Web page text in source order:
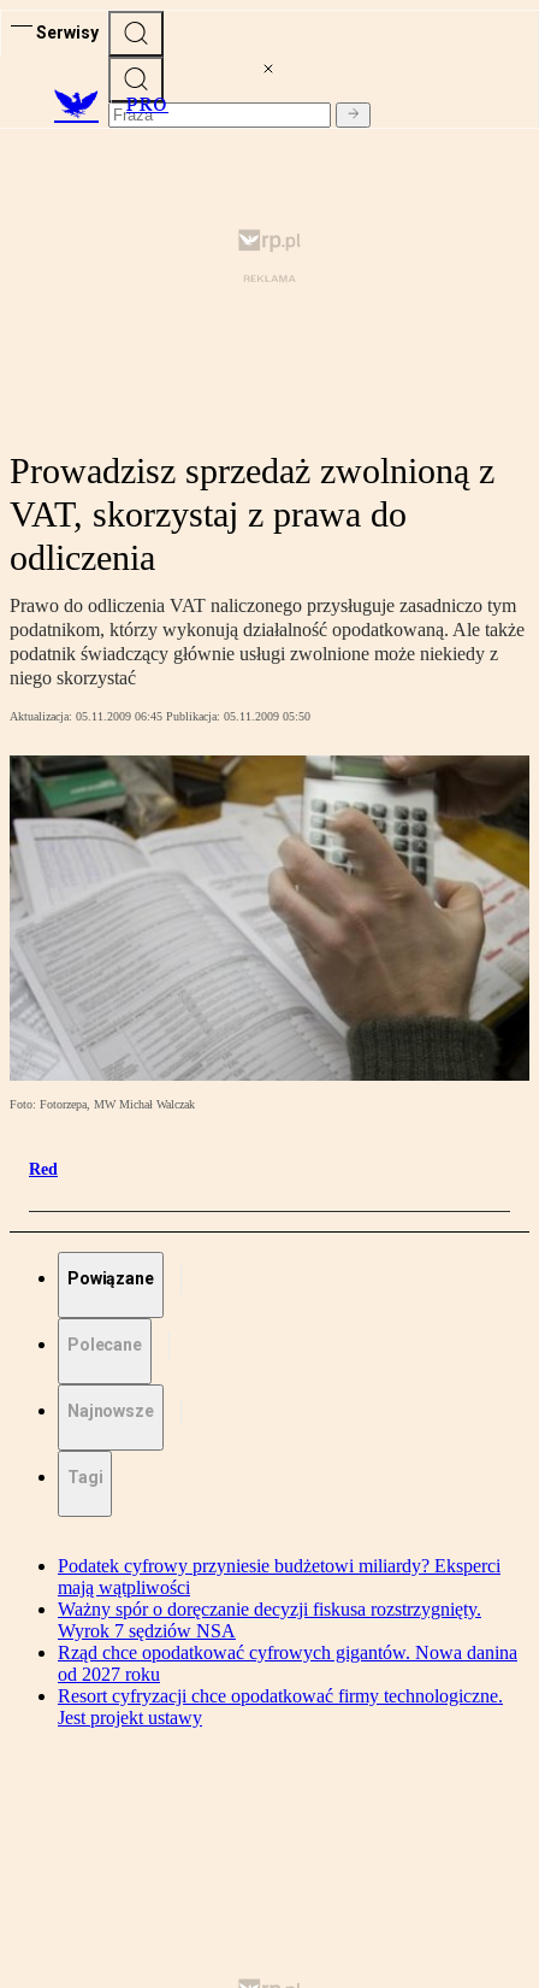
Serwisy
PRO
Prowadzisz sprzedaż zwolnioną z
VAT, skorzystaj z prawa do
odliczenia
Prawo do odliczenia VAT naliczonego przysługuje zasadniczo tym
podatnikom, którzy wykonują działalność opodatkowaną. Ale także
podatnik świadczący głównie usługi zwolnione może niekiedy z
niego skorzystać
Aktualizacja: 05.11.2009 06:45 Publikacja: 05.11.2009 05:50
Foto: Fotorzepa, MW Michał Walczak
Red
Powiązane
Polecane
Najnowsze
Tagi
Podatek cyfrowy przyniesie budżetowi miliardy? Eksperci
mają wątpliwości
Ważny spór o doręczanie decyzji fiskusa rozstrzygnięty.
Wyrok 7 sędziów NSA
Rząd chce opodatkować cyfrowych gigantów. Nowa danina
od 2027 roku
Resort cyfryzacji chce opodatkować firmy technologiczne.
Jest projekt ustawy